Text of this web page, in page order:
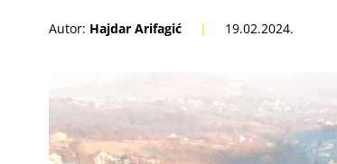
Autor: Hajdar Arifagić | 19.02.2024.